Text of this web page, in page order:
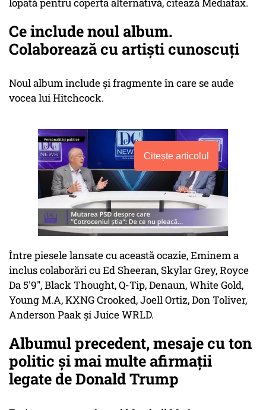
lopată pentru coperta alternativă, citează Mediafax.
Ce include noul album.
Colaborează cu artiști cunoscuți
Noul album include și fragmente în care se aude
vocea lui Hitchcock.
Citește articolul
Între piesele lansate cu această ocazie, Eminem a
inclus colaborări cu Ed Sheeran, Skylar Grey, Royce
Da 5'9", Black Thought, Q-Tip, Denaun, White Gold,
Young M.A, KXNG Crooked, Joell Ortiz, Don Toliver,
Anderson Paak și Juice WRLD.
Albumul precedent, mesaje cu ton
politic și mai multe afirmații
legate de Donald Trump